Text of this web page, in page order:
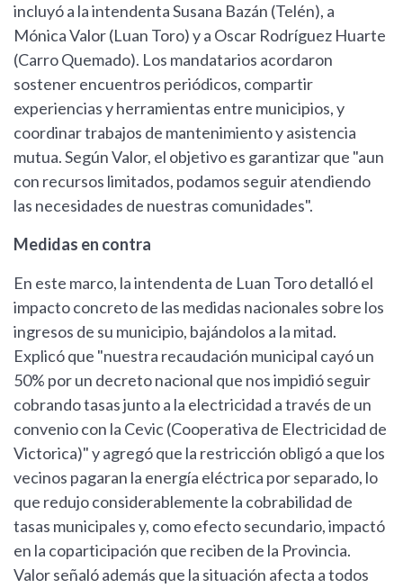
incluyó a la intendenta Susana Bazán (Telén), a
Mónica Valor (Luan Toro) y a Oscar Rodríguez Huarte
(Carro Quemado). Los mandatarios acordaron
sostener encuentros periódicos, compartir
experiencias y herramientas entre municipios, y
coordinar trabajos de mantenimiento y asistencia
mutua. Según Valor, el objetivo es garantizar que "aun
con recursos limitados, podamos seguir atendiendo
las necesidades de nuestras comunidades".
Medidas en contra
En este marco, la intendenta de Luan Toro detalló el
impacto concreto de las medidas nacionales sobre los
ingresos de su municipio, bajándolos a la mitad.
Explicó que "nuestra recaudación municipal cayó un
50% por un decreto nacional que nos impidió seguir
cobrando tasas junto a la electricidad a través de un
convenio con la Cevic (Cooperativa de Electricidad de
Victorica)" y agregó que la restricción obligó a que los
vecinos pagaran la energía eléctrica por separado, lo
que redujo considerablemente la cobrabilidad de
tasas municipales y, como efecto secundario, impactó
en la coparticipación que reciben de la Provincia.
Valor señaló además que la situación afecta a todos